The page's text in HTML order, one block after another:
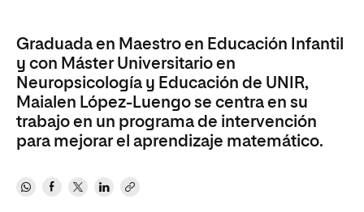
Graduada en Maestro en Educación Infantil
y con Máster Universitario en
Neuropsicología y Educación de UNIR,
Maialen López-Luengo se centra en su
trabajo en un programa de intervención
para mejorar el aprendizaje matemático.